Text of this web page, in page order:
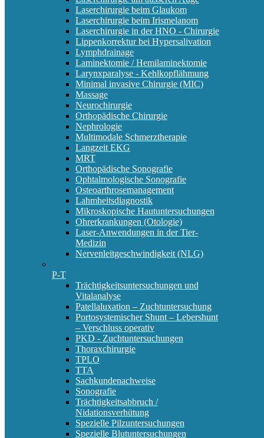
Laserchirurgie beim Glaukom
Laserchirurgie beim Irismelanom
Laserchirurgie in der HNO - Chirurgie
Lippenkorrektur bei Hypersalivation
Lymphdrainage
Laminektomie / Hemilaminektomie
Larynxparalyse - Kehlkopflähmung
Minimal invasive Chirurgie (MIC)
Massage
Neurochirurgie
Orthopädische Chirurgie
Nephrologie
Multimodale Schmerztherapie
Langzeit EKG
MRT
Orthopädische Sonografie
Ophtalmologische Sonografie
Osteoarthrosemanagement
Lahmheitsdiagnostik
Mikroskopische Hautuntersuchungen
Ohrerkrankungen (Otologie)
Laser-Anwendungen in der Tier-
Medizin
Nervenleitgeschwindigkeit (NLG)
P-T
Trächtigkeitsuntersuchungen und
Vitalanalyse
Patellaluxation – Zuchtuntersuchung
Portosystemischer Shunt – Lebershunt
– Verschluss operativ
PKD - Zuchtuntersuchungen
Thoraxchirurgie
TPLO
TTA
Sachkundenachweise
Sonografie
Trächtigkeitsabbruch /
Nidationsverhütung
Spezielle Pilzuntersuchungen
Spezielle Blutuntersuchungen